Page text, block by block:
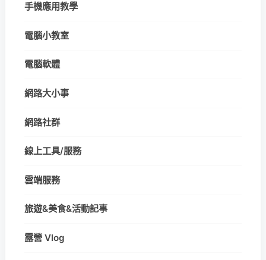
手機應用教學
電腦小教室
電腦軟體
網路大小事
網路社群
線上工具/服務
雲端服務
旅遊&美食&活動記事
露營 Vlog